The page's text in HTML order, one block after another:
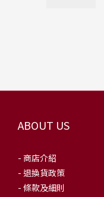
ABOUT US
- 商店介紹
- 退換貨政策
- 條款及細則